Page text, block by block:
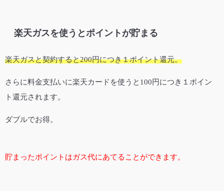
楽天ガスを使うとポイントが貯まる
楽天ガスと契約すると200円につき１ポイント還元。
さらに料金支払いに楽天カードを使うと100円につき１ポイン
ト還元されます。
ダブルでお得。
貯まったポイントはガス代にあてることができます。